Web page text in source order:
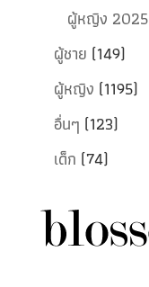
ผู้หญิง 2025
ผู้ชาย (149)
ผู้หญิง (1195)
อื่นๆ (123)
เด็ก (74)